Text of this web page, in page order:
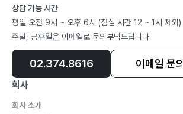
상담 가능 시간
평일 오전 9시 ~ 오후 6시 (점심 시간 12 ~ 1시 제외)
주말, 공휴일은 이메일로 문의부탁드립니다
02.374.8616 이메일 문의
회사
회사 소개